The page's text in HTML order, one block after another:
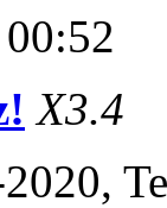
X3.4